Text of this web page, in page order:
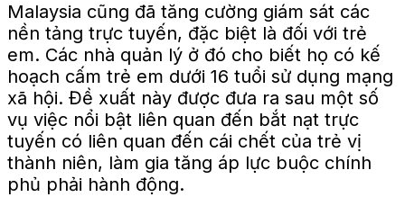
Malaysia cũng đã tăng cường giám sát các
nền tảng trực tuyến, đặc biệt là đối với trẻ
em. Các nhà quản lý ở đó cho biết họ có kế
hoạch cấm trẻ em dưới 16 tuổi sử dụng mạng
xã hội. Đề xuất này được đưa ra sau một số
vụ việc nổi bật liên quan đến bắt nạt trực
tuyến có liên quan đến cái chết của trẻ vị
thành niên, làm gia tăng áp lực buộc chính
phủ phải hành động.